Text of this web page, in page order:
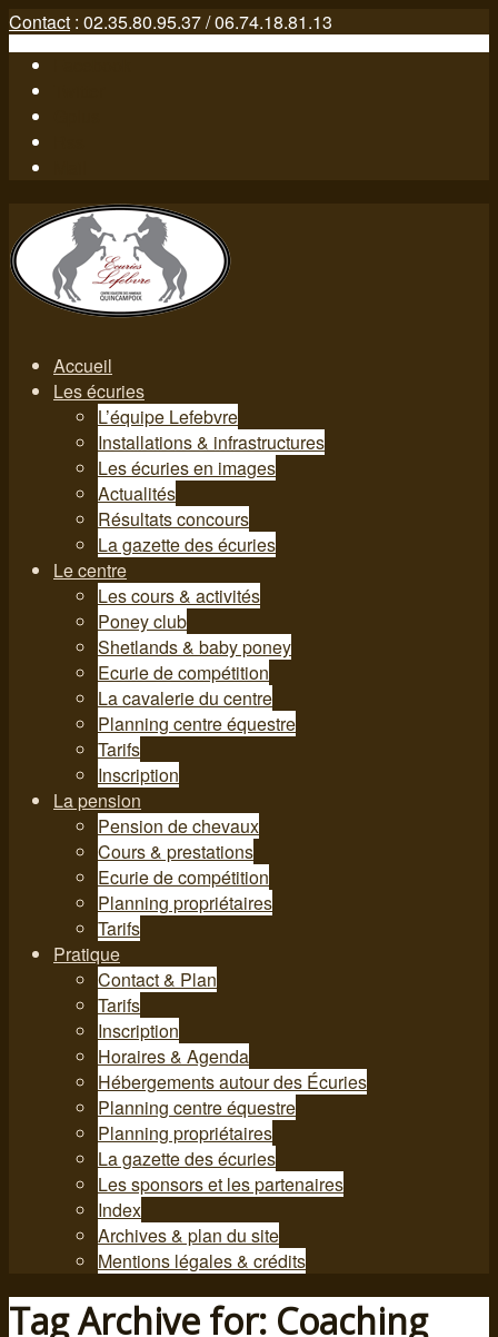
Contact : 02.35.80.95.37 / 06.74.18.81.13
Accueil
Les écuries
L’équipe Lefebvre
Installations & infrastructures
Les écuries en images
Actualités
Résultats concours
La gazette des écuries
Le centre
Les cours & activités
Poney club
Shetlands & baby poney
Ecurie de compétition
La cavalerie du centre
Planning centre équestre
Tarifs
Inscription
La pension
Pension de chevaux
Cours & prestations
Ecurie de compétition
Planning propriétaires
Tarifs
Pratique
Contact & Plan
Tarifs
Inscription
Horaires & Agenda
Hébergements autour des Écuries
Planning centre équestre
Planning propriétaires
La gazette des écuries
Les sponsors et les partenaires
Index
Archives & plan du site
Mentions légales & crédits
Tag Archive for: Coaching